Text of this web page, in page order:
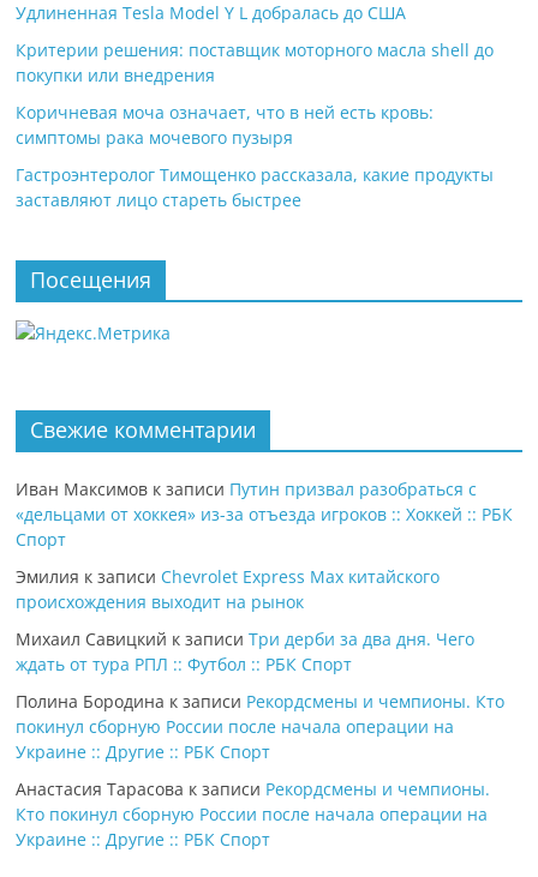
Удлиненная Tesla Model Y L добралась до США
Критерии решения: поставщик моторного масла shell до
покупки или внедрения
Коричневая моча означает, что в ней есть кровь:
симптомы рака мочевого пузыря
Гастроэнтеролог Тимощенко рассказала, какие продукты
заставляют лицо стареть быстрее
Посещения
Свежие комментарии
Иван Максимов к записи Путин призвал разобраться с
«дельцами от хоккея» из-за отъезда игроков :: Хоккей :: РБК
Спорт
Эмилия к записи Chevrolet Express Max китайского
происхождения выходит на рынок
Михаил Савицкий к записиТри дерби за два дня. Чего
ждать от тура РПЛ :: Футбол :: РБК Спорт
Полина Бородина к записи Рекордсмены и чемпионы. Кто
покинул сборную России после начала операции на
Украине :: Другие :: РБК Спорт
Анастасия Тарасова к записи Рекордсмены и чемпионы.
Кто покинул сборную России после начала операции на
Украине :: Другие :: РБК Спорт